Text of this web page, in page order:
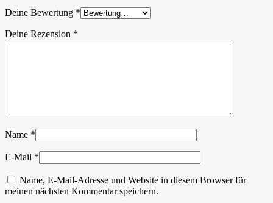
Deine Bewertung *
Deine Rezension *
Name *
E-Mail *
Name, E-Mail-Adresse und Website in diesem Browser für
meinen nächsten Kommentar speichern.